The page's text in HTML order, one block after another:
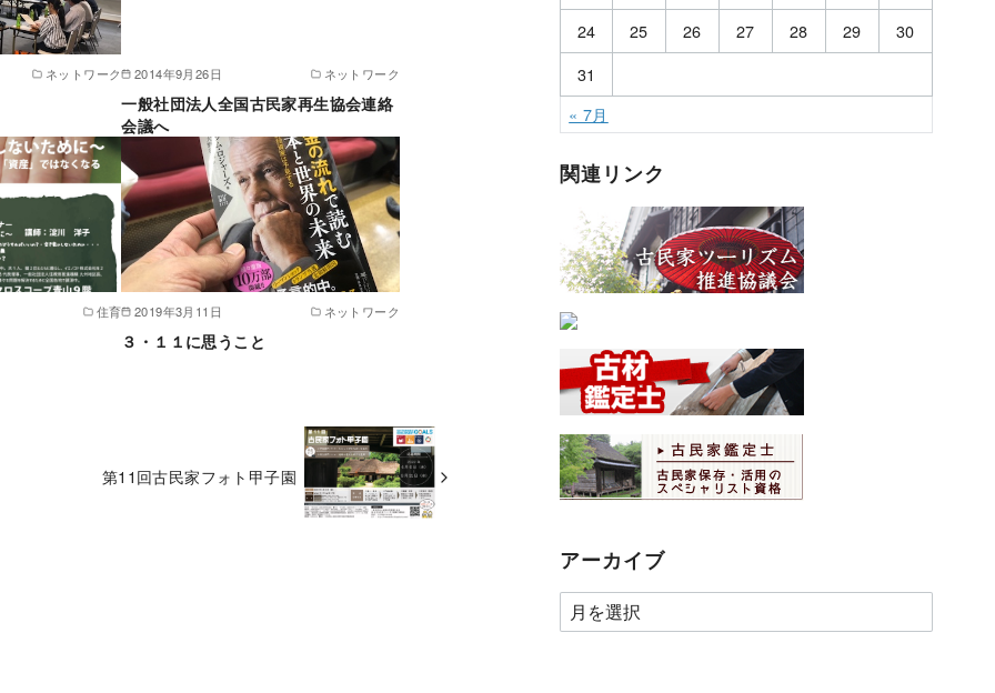
ネットワーク 2014年9月26日 ネットワーク
一般社団法人全国古民家再生協会連絡
会議へ
住育 2019年3月11日 ネットワーク
３・１１に思うこと
第11回古民家フォト甲子園
24
25 26 27 28 29
30
31
« 7月
関連リンク
アーカイブ
ア
ー